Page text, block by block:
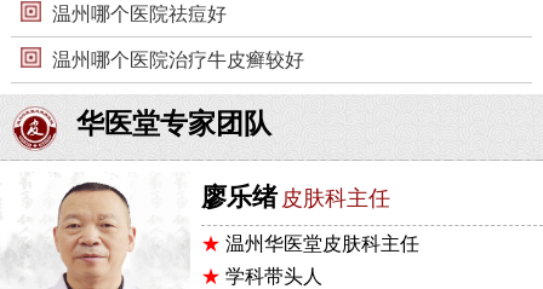
温州哪个医院祛痘好
温州哪个医院治疗牛皮癣较好
华医堂专家团队
廖乐绪 皮肤科主任
★ 温州华医堂皮肤科主任
★ 学科带头人